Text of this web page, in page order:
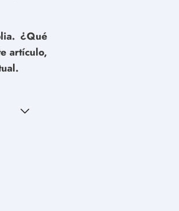
¿Qué
artículo,